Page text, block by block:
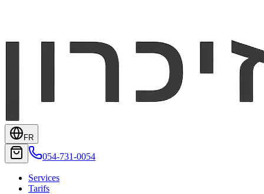
FR
054-731-0054
Services
Tarifs